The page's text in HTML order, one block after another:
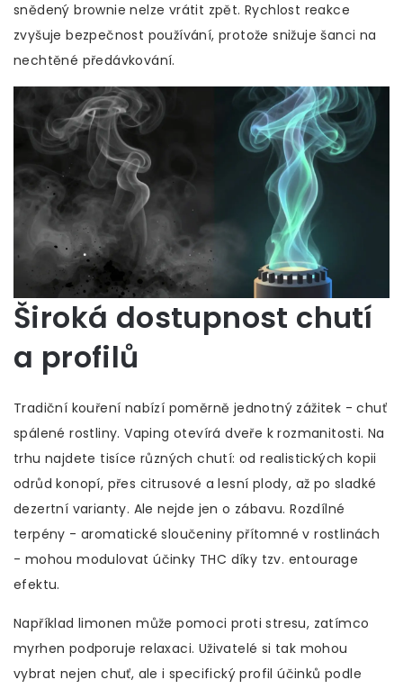
snědený brownie nelze vrátit zpět. Rychlost reakce
zvyšuje bezpečnost používání, protože snižuje šanci na
nechtěné předávkování.
Široká dostupnost chutí
a profilů
Tradiční kouření nabízí poměrně jednotný zážitek - chuť
spálené rostliny. Vaping otevírá dveře k rozmanitosti. Na
trhu najdete tisíce různých chutí: od realistických kopii
odrůd konopí, přes citrusové a lesní plody, až po sladké
dezertní varianty. Ale nejde jen o zábavu. Rozdílné
terpény - aromatické sloučeniny přítomné v rostlinách
- mohou modulovat účinky THC díky tzv. entourage
efektu.
Například limonen může pomoci proti stresu, zatímco
myrhen podporuje relaxaci. Uživatelé si tak mohou
vybrat nejen chuť, ale i specifický profil účinků podle